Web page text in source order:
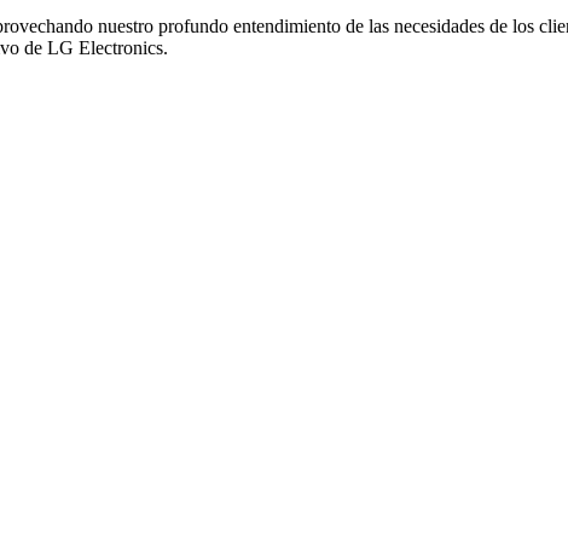
nuestro profundo entendimiento de las necesidades de los
de LG Electronics.